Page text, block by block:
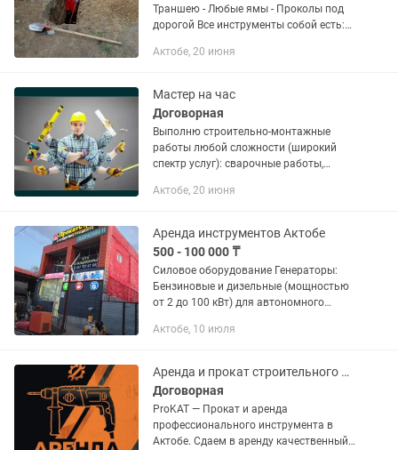
Траншею - Любые ямы - Проколы под
дорогой Все инструменты собой есть:
Работаем быстро, аккуратно и
Актобе, 20 июня
Мастер на час
Договорная
Выполню строительно-монтажные
работы любой сложности (широкий
спектр услуг): сварочные работы,
гипсакартон, кафель, натяжные
отделка,...
Актобе, 20 июня
Аренда инструментов Актобе
500 - 100 000 ₸
Силовое оборудование Генераторы:
Бензиновые и дизельные (мощностью
от 2 до 100 кВт) для автономного
Передвижные дизельные или
Актобе, 10 июля
Аренда и прокат строительного инструмента в Актобе
Договорная
ProKAT — Прокат и аренда
профессионального инструмента в
Актобе. Сдаем в аренду качественный